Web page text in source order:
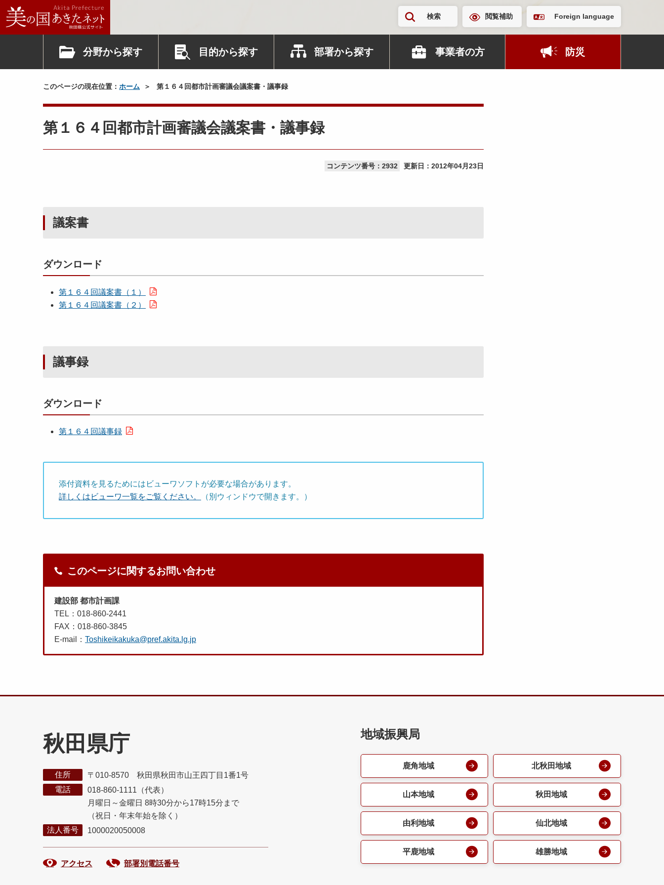
検索 閲覧補助 Foreign language
分野から探す 目的から探す 部署から探す 事業者の方 防災
このページの現在位置： ホーム 第１６４回都市計画審議会議案書・議事録
第１６４回都市計画審議会議案書・議事録
コンテンツ番号：2932 更新日： 2012年04月23日
議案書
ダウンロード
第１６４回議案書（１）
第１６４回議案書（２）
議事録
ダウンロード
第１６４回議事録
添付資料を見るためにはビューワソフトが必要な場合があります。
詳しくはビューワ一覧をご覧ください。
（別ウィンドウで開きます。）
このページに関するお問い合わせ
建設部 都市計画課
TEL：018-860-2441
FAX：018-860-3845
E-mail： Toshikeikakuka@pref.akita.lg.jp
秋田県庁
住所
〒010-8570 秋田県秋田市山王四丁目1番1号
電話
018-860-1111（代表）
月曜日～金曜日 8時30分から17時15分まで
（祝日・年末年始を除く）
法人番号
1000020050008
アクセス 部署別電話番号
地域振興局
鹿角地域 北秋田地域
山本地域 秋田地域
由利地域 仙北地域
平鹿地域 雄勝地域